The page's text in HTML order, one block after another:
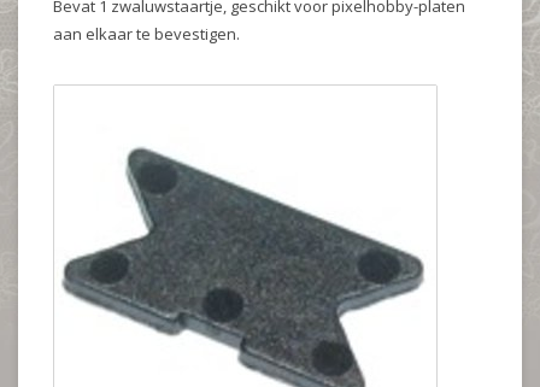
Bevat 1 zwaluwstaartje, geschikt voor pixelhobby-platen
aan elkaar te bevestigen.